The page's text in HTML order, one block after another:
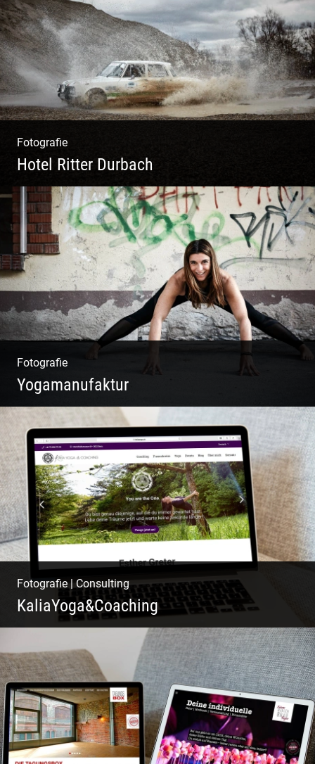
Fotografie
Hotel Ritter Durbach
Matsch|Oldtimer|Männer|Spass
Fotografie
Yogamanufaktur
Yoga | Fashion | Cool & symphatisch
Fotografie|Consulting
KaliaYoga&Coaching
Pint- & Webdesign, Fotografie & Corporate-
Design